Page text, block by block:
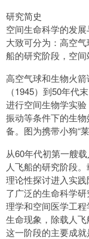
研究简史
空间生命科学的发
大致可分为：高空
船的研究阶段，空间
高空气球和生物火
（1945）到50年代
进行空间生物学实
振动等条件下的生
备。图为携带小狗“莱
从60年代初第一艘
人飞船的研究阶段
理论性探讨进入实
了广泛的生命科学
理学和空间医学工
生命现象，除载人飞
这一阶段的主要成就